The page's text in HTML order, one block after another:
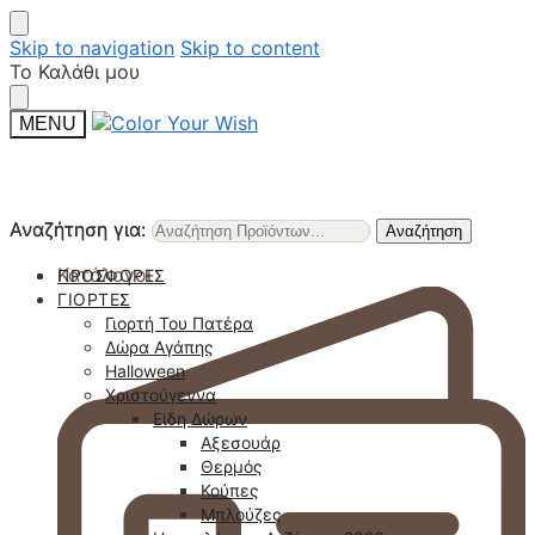
Skip to navigation Skip to content
Το Καλάθι μου
MENU
Αναζήτηση για: Αναζήτηση
Κατάλογοι
Αναζήτηση για: Αναζήτηση
ΠΡΟΣΦΟΡΈΣ
ΓΙΟΡΤΈΣ
Γιορτή Του Πατέρα
Δώρα Αγάπης
Halloween
Χριστούγεννα
Είδη Δώρων
Αξεσουάρ
Θερμός
Κούπες
Μπλούζες